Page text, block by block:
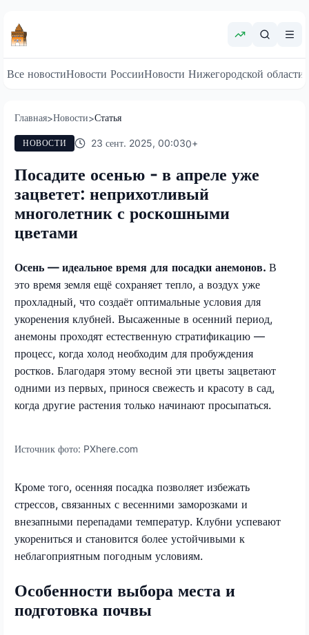
Все новостиНовости РоссииНовости Нижегородской области
Главная>Новости>Статья
НОВОСТИ 23 сент. 2025, 00:030+
Посадите осенью - в апреле уже
зацветет: неприхотливый
многолетник с роскошными
цветами
Осень — идеальное время для посадки анемонов. В
это время земля ещё сохраняет тепло, а воздух уже
прохладный, что создаёт оптимальные условия для
укоренения клубней. Высаженные в осенний период,
анемоны проходят естественную стратификацию —
процесс, когда холод необходим для пробуждения
ростков. Благодаря этому весной эти цветы зацветают
одними из первых, принося свежесть и красоту в сад,
когда другие растения только начинают просыпаться.
Источник фото: PXhere.com
Кроме того, осенняя посадка позволяет избежать
стрессов, связанных с весенними заморозками и
внезапными перепадами температур. Клубни успевают
укорениться и становится более устойчивыми к
неблагоприятным погодным условиям.
Особенности выбора места и
подготовка почвы